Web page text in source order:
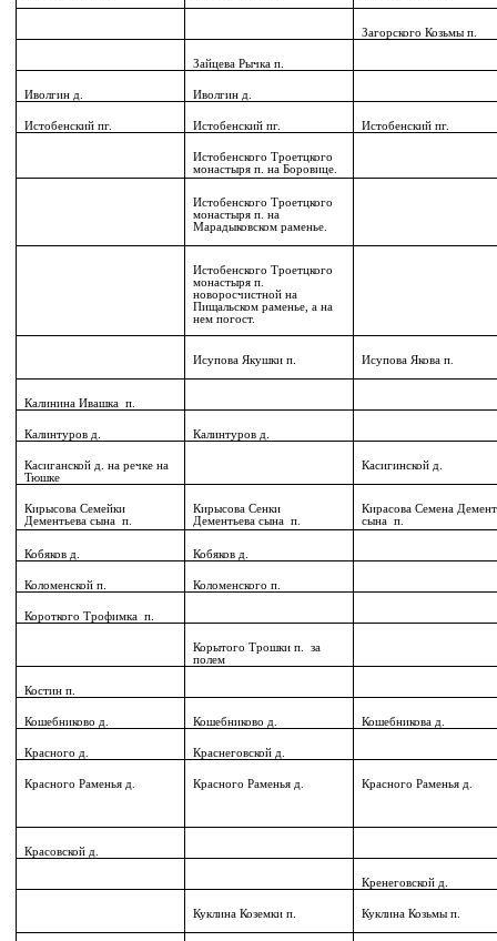
Загорского Козьмы п.
Зайцева Рычка п.
Иволгин д. Иволгин д.
Истобенский пг. Истобенский пг. Истобенский пг.
Истобенского Троетцкого
монастыря п. на Боровице.
Истобенского Троетцкого
монастыря п. на
Марадыковском раменье.
Истобенского Троетцкого
монастыря п.
новоросчистной на
Пищальском раменье, а на
нем погост.
Исупова Якушки п. Исупова Якова п.
Калинина Ивашка п.
Калинтуров д. Калинтуров д.
Касиганской д. на речке на
Тюшке
Касигинской д.
Кирысова Семейки
Дементьева сына п.
Кирысова Сенки
Дементьева сына п.
Кирасова Семена
сына п.
Кобяков д. Кобяков д.
Коломенской п. Коломенского п.
Короткого Трофимка п.
Корытого Трошки п.
за
полем
Костин п.
Кошебниково д. Кошебниково д. Кошебникова д.
Красного д. Краснеговской д.
Красного Раменья д. Красного Раменья д. Красного Раменья д.
Красовской д.
Кренеговской д.
Куклина Коземки п. Куклина Козьмы п.